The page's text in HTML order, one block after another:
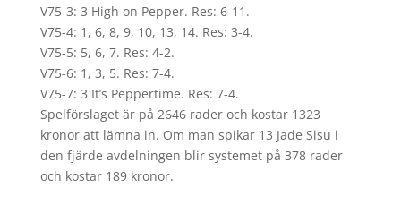
V75-3: 3 High on Pepper. Res: 6-11.
V75-4: 1, 6, 8, 9, 10, 13, 14. Res: 3-4.
V75-5: 5, 6, 7. Res: 4-2.
V75-6: 1, 3, 5. Res: 7-4.
V75-7: 3 It’s Peppertime. Res: 7-4.
Spelförslaget är på 2646 rader och kostar 1323
kronor att lämna in. Om man spikar 13 Jade Sisu i
den fjärde avdelningen blir systemet på 378 rader
och kostar 189 kronor.